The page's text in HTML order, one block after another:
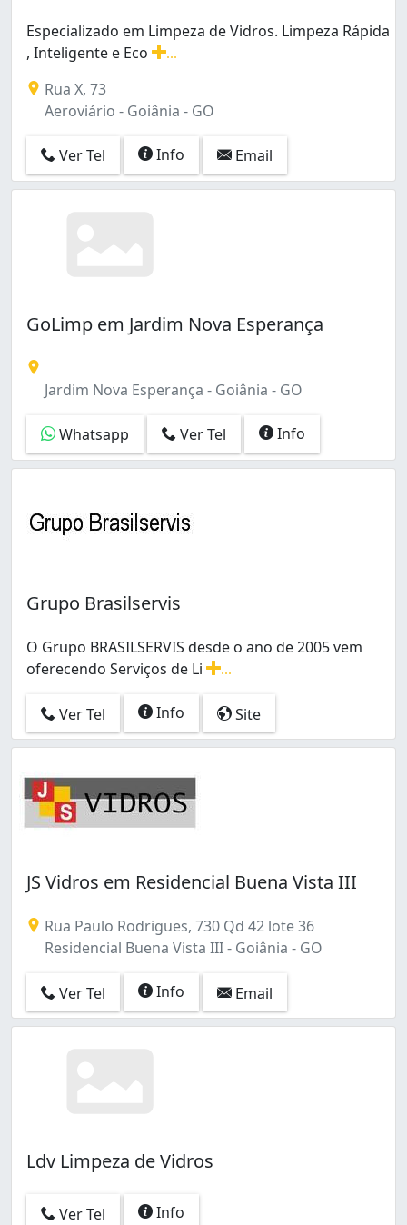
Especializado em Limpeza de Vidros. Limpeza Rápida
, Inteligente e Eco
Rua X, 73
Aeroviário - Goiânia - GO
Ver Tel Info Email
GoLimp em Jardim Nova Esperança
Jardim Nova Esperança - Goiânia - GO
Whatsapp Ver Tel Info
Grupo Brasilservis
O Grupo BRASILSERVIS desde o ano de 2005 vem
oferecendo Serviços de Li
Ver Tel
Info Site
JS Vidros em Residencial Buena Vista III
Rua Paulo Rodrigues, 730 Qd 42 lote 36
Residencial Buena Vista III - Goiânia - GO
Ver Tel Info Email
Ldv Limpeza de Vidros
Ver Tel Info